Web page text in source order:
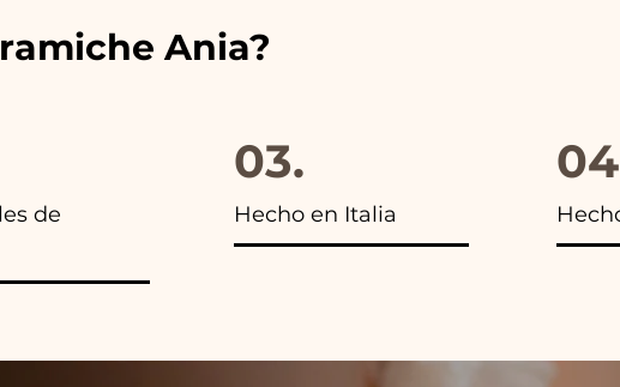
Ania?
de
03.
Hecho en Italia